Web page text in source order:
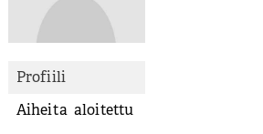
Profiili
Aiheita aloitettu